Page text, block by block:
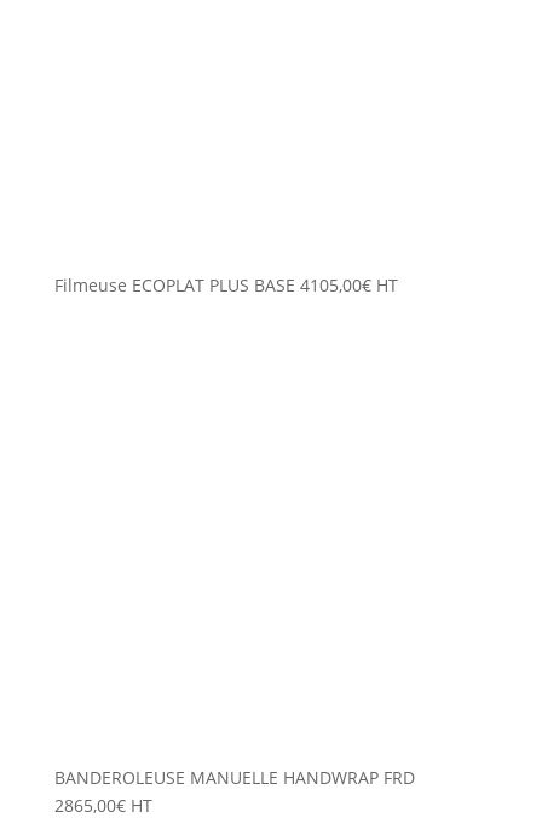
Filmeuse ECOPLAT PLUS BASE 4105,00€ HT
BANDEROLEUSE MANUELLE HANDWRAP FRD
2865,00€ HT